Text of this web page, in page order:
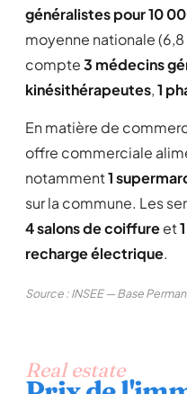
généralistes pour 10
moyenne nationale
compte3 médecins
kinésithérapeutes,1
En matière de
offre commerciale
notamment1
sur la commune. Les
4 salons de coiffureet
recharge électrique.
Source : INSEE — Base
Real estate